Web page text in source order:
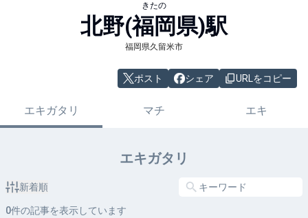
きたの
北野(福岡県)駅
福岡県久留米市
ポスト シェア URLをコピー
エキガタリ マチ エキ
エキガタリ
新着順
0件の記事を表示しています